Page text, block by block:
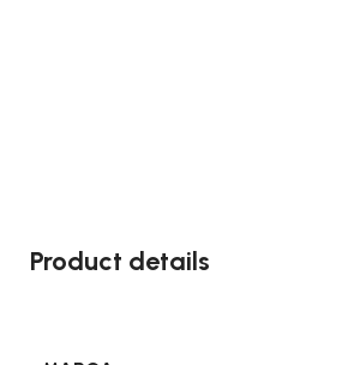
Product details